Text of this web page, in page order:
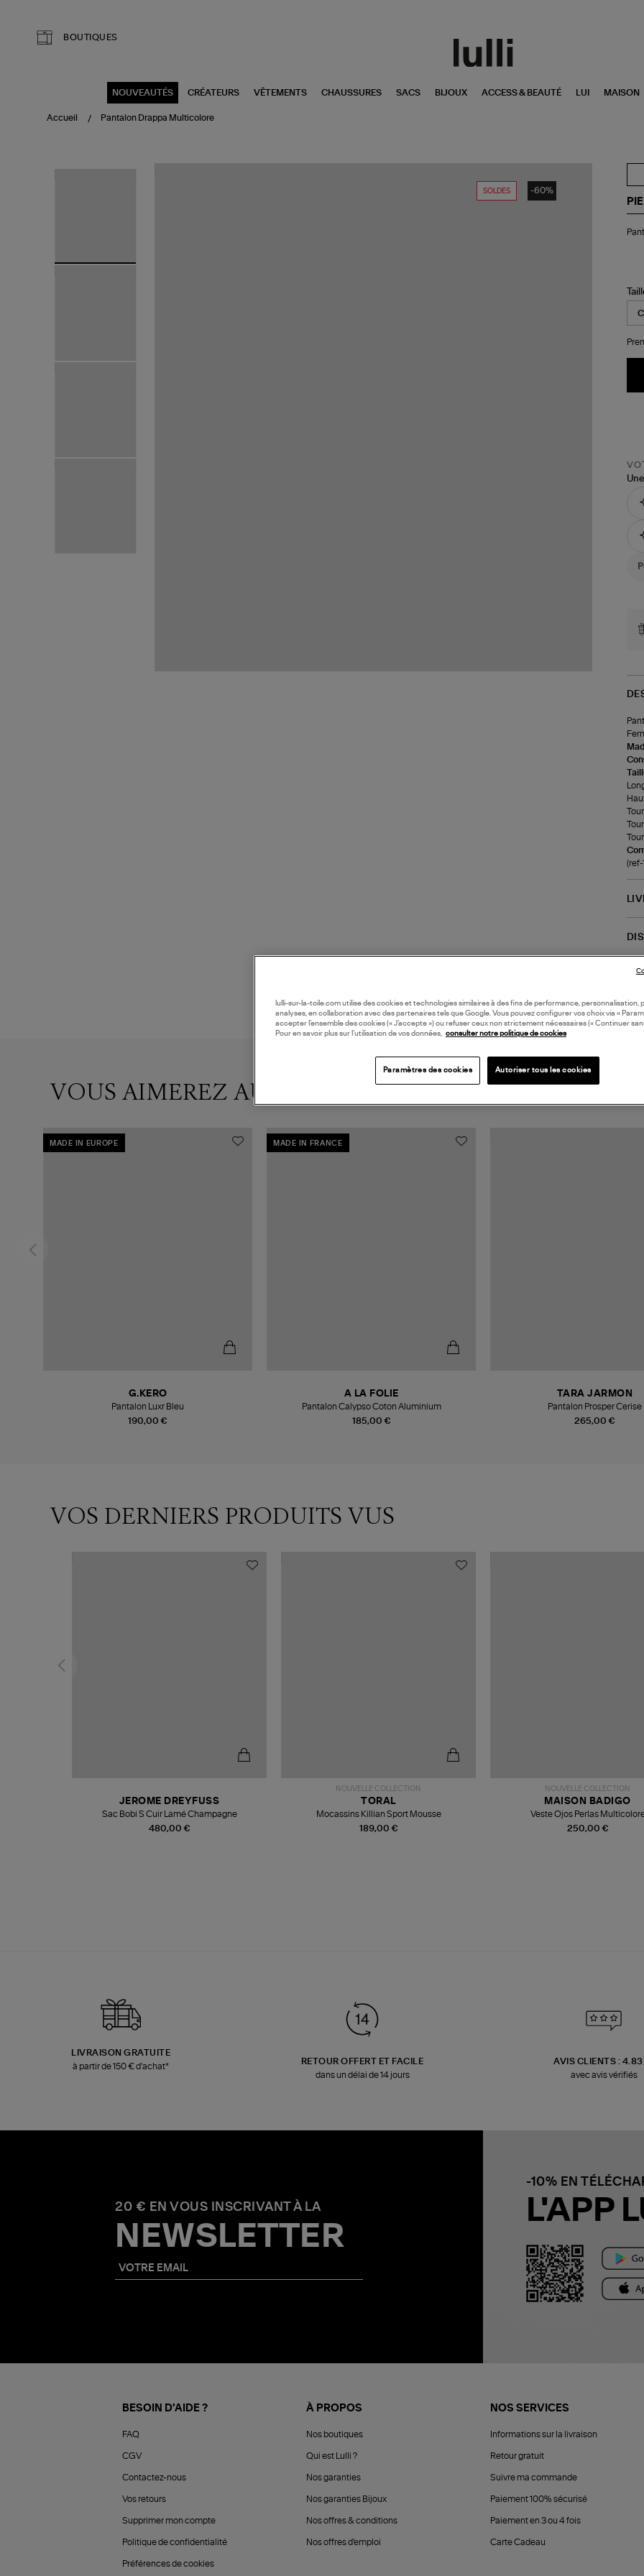
BOUTIQUES
NOUVEAUTÉS CRÉATEURS VÊTEMENTS CHAUSSURES SACS BIJOUX ACCESS & BEAUTÉ LUI MAISON
Accueil Pantalon Drappa Multicolore
SOLDES -60%
(ref-
VOUS AIMEREZ AUSSI
MADE IN EUROPE
190,00 €
G.KERO
Pantalon Luxr Bleu
MADE IN FRANCE
185,00 €
A LA FOLIE
Pantalon Calypso Coton Aluminium
265,00 €
TARA JARMON
Pantalon Prosper Cerise
VOS DERNIERS PRODUITS VUS
480,00 €
JEROME DREYFUSS
Sac Bobi S Cuir Lamé Champagne
NOUVELLE COLLECTION
189,00 €
TORAL
Mocassins Killian Sport Mousse
NOUVELLE COLLECTION
250,00 €
MAISON BADIGO
Veste Ojos Perlas
LIVRAISON GRATUITE
à partir de 150 € d'achat*
RETOUR OFFERT ET FACILE
dans un délai de 14 jours
AVIS CLIENTS :
avec avis vérifiés
20 € EN VOUS INSCRIVANT À LA
NEWSLETTER
-10% EN
L'APP
BESOIN D'AIDE ?
FAQ
CGV
Contactez-nous
Vos retours
Supprimer mon compte
Politique de confidentialité
Préférences de cookies
À PROPOS
Nos boutiques
Qui est Lulli ?
Nos garanties
Nos garanties Bijoux
Nos offres & conditions
Nos offres d'emploi
NOS SERVICES
Informations sur la livraison
Retour gratuit
Suivre ma commande
Paiement 100% sécurisé
Paiement en 3 ou 4 fois
Carte Cadeau
lulli-sur-la-toile.com utilise des cookies et technologies similaires à des fins de performance, personnalisation,
analyses, en collaboration avec des partenaires tels que Google. Vous pouvez configurer vos choix via «
accepter l’ensemble des cookies (« J’accepte ») ou refuser ceux non strictement nécessaires (« Continuer
Pour en savoir plus sur l’utilisation de vos données, consulter notre politique de cookies
Paramètres des cookies Autoriser tous les cookies